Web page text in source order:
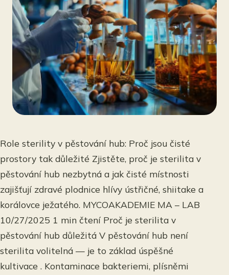
Role sterility v pěstování hub: Proč jsou čisté
prostory tak důležité Zjistěte, proč je sterilita v
pěstování hub nezbytná a jak čisté místnosti
zajišťují zdravé plodnice hlívy ústřičné, shiitake a
korálovce ježatého. MYCOAKADEMIE MA – LAB
10/27/2025 1 min čtení Proč je sterilita v
pěstování hub důležitá V pěstování hub není
sterilita volitelná — je to základ úspěšné
kultivace . Kontaminace bakteriemi, plísněmi